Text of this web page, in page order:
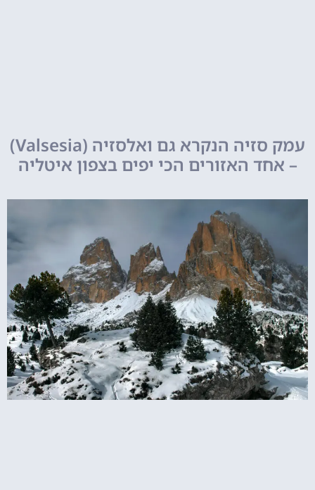
עמק סזיה הנקרא גם ואלסזיה (Valsesia)
– אחד האזורים הכי יפים בצפון איטליה